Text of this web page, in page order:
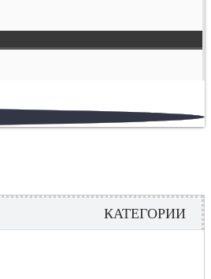
КАТЕГОРИИ